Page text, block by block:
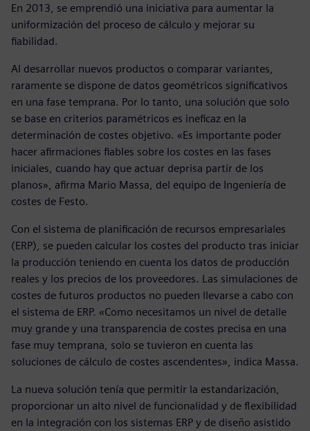
En 2013, se emprendió una iniciativa para aumentar la
uniformización del proceso de cálculo y mejorar su
fiabilidad.
Al desarrollar nuevos productos o comparar variantes,
raramente se dispone de datos geométricos significativos
en una fase temprana. Por lo tanto, una solución que solo
se base en criterios paramétricos es ineficaz en la
determinación de costes objetivo. «Es importante poder
hacer afirmaciones fiables sobre los costes en las fases
iniciales, cuando hay que actuar deprisa partir de los
planos», afirma Mario Massa, del equipo de Ingeniería de
costes de Festo.
Con el sistema de planificación de recursos empresariales
(ERP), se pueden calcular los costes del producto tras iniciar
la producción teniendo en cuenta los datos de producción
reales y los precios de los proveedores. Las simulaciones de
costes de futuros productos no pueden llevarse a cabo con
el sistema de ERP. «Como necesitamos un nivel de detalle
muy grande y una transparencia de costes precisa en una
fase muy temprana, solo se tuvieron en cuenta las
soluciones de cálculo de costes ascendentes», indica Massa.
La nueva solución tenía que permitir la estandarización,
proporcionar un alto nivel de funcionalidad y de flexibilidad
en la integración con los sistemas ERP y de diseño asistido